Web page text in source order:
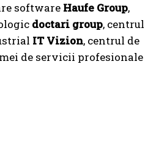
software Haufe Group,
doctari group, centrul
IT Vizion, centrul de
de servicii profesionale